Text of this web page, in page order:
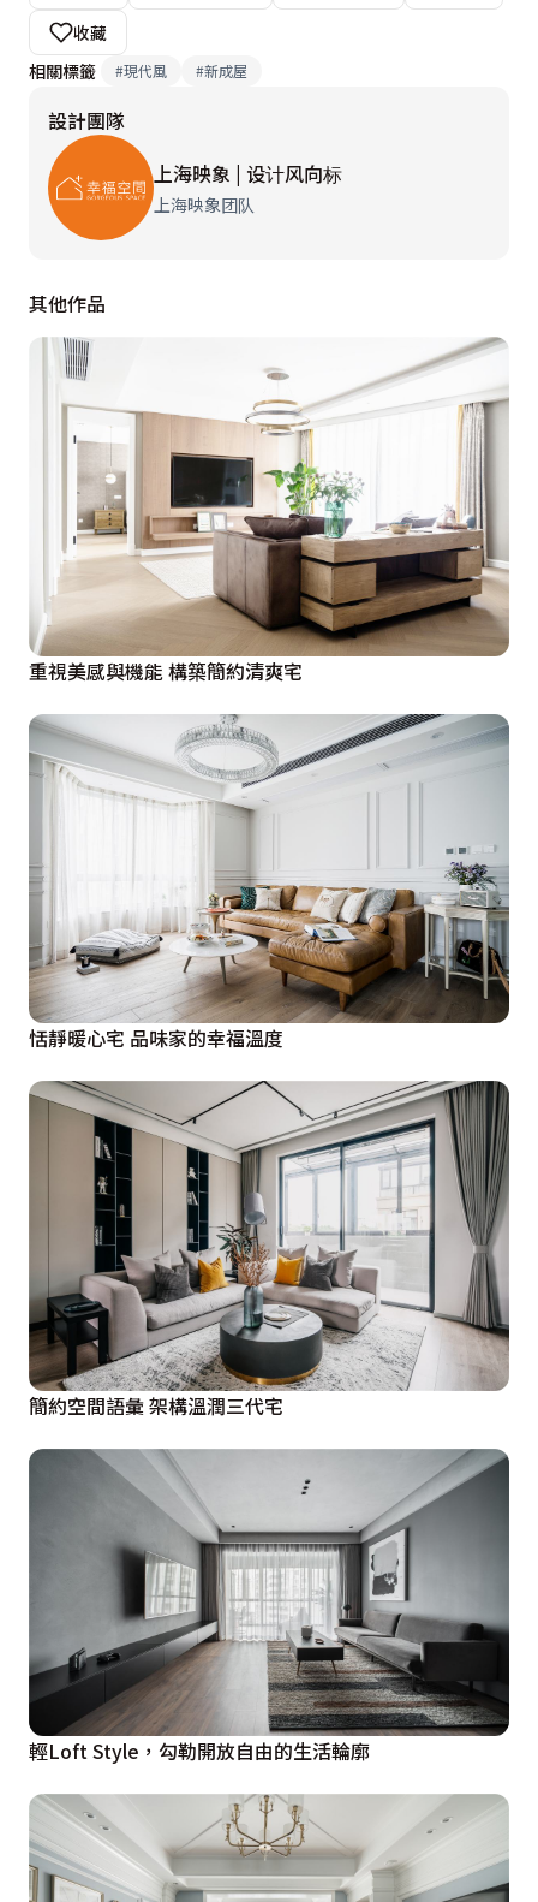
局的手法，開闊生活場域，打造夫妻倆喜愛的互動式半開
放餐廚空間，並放大主臥空間變身套房，玄關處也闢出儲
能。此外，採用隱藏門與玻璃拉門的設計，描繪整齊空間
視感及穿透性，搭配上表述品味的家具擺設，調和出最宜
人的住家溫度，行住坐臥之中，都能盡享生活的美好！
收藏
相關標籤
#現代風 #新成屋
設計團隊
上海映象 | 设计风向标
上海映象团队
其他作品
重視美感與機能 構築簡約清爽宅
恬靜暖心宅 品味家的幸福溫度
簡約空間語彙 架構溫潤三代宅
輕Loft Style，勾勒開放自由的生活輪廓